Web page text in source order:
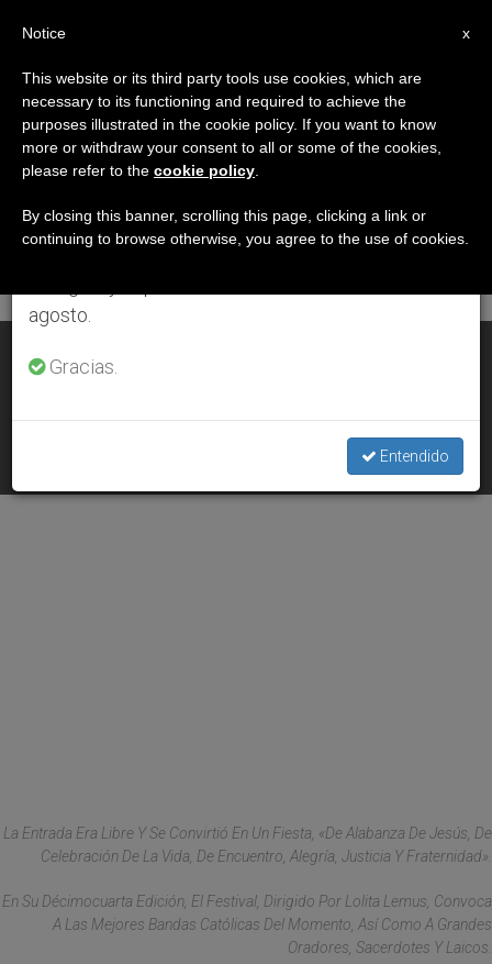
DÍA
Septiembre 10th, 2001
ÚLTIMAS NOTICIAS
SEP 10, 2001 00:00
La Entrada Era Libre Y Se Convirtió En Un Fiesta, «de Alabanza De Jesús, De
Celebración De La Vida, De Encuentro, Alegría, Justicia Y Fraternidad».
En Su Décimocuarta Edición, El Festival, Dirigido Por Lolita Lemus, Convoca
A Las Mejores Bandas Católicas Del Momento, Así Como A Grandes
Oradores, Sacerdotes Y Laicos.
×
Aviso importante
Del 27 de julio al 7 de agosto haremos la pausa
anual, aprovechando que en el periodo de verano
se generan menos informaciones y también el
agosto.
Gracias.
Entendido
x
Notice
This website or its third party tools use cookies, which are
necessary to its functioning and required to achieve the
purposes illustrated in the cookie policy. If you want to know
more or withdraw your consent to all or some of the cookies,
please refer to the cookie policy
By closing this banner, scrolling this page, clicking a link or
continuing to browse otherwise, you agree to the use of cookies.